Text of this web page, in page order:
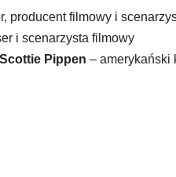
producent filmowy i
i scenarzysta filmowy
Pippen – amerykański